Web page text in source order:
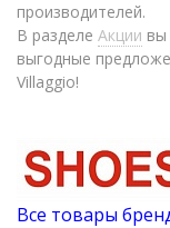
производителей.
В разделе Акции вы
выгодные
Villaggio!
Все товары